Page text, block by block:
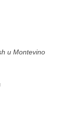
и Montevino